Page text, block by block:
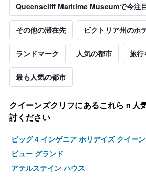
Queenscliff Maritime Museumで今注
その他の滞在先 ビクトリア州のホ
ランドマーク 人気の都市 旅行
最も人気の都市
クイーンズクリフ​にあるこれらｎ人
討ください
ビッグ 4 インゲニア ホリデイズ クイー
ビュー グランド
アテルステイン ハウス